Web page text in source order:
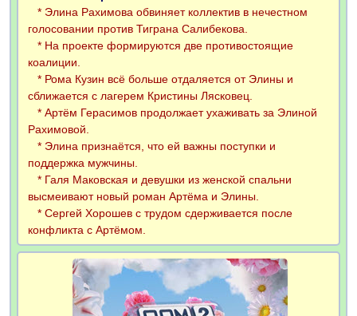
* Элина Рахимова обвиняет коллектив в нечестном
голосовании против Тиграна Салибекова.
* На проекте формируются две противостоящие
коалиции.
* Рома Кузин всё больше отдаляется от Элины и
сближается с лагерем Кристины Лясковец.
* Артём Герасимов продолжает ухаживать за Элиной
Рахимовой.
* Элина признаётся, что ей важны поступки и
поддержка мужчины.
* Галя Маковская и девушки из женской спальни
высмеивают новый роман Артёма и Элины.
* Сергей Хорошев с трудом сдерживается после
конфликта с Артёмом.